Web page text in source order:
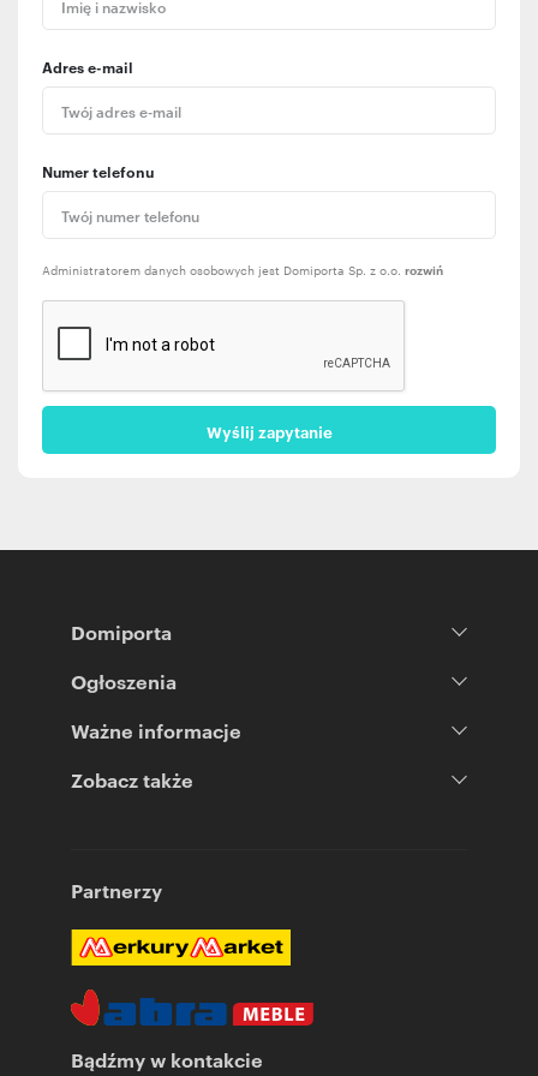
Adres e-mail
Numer telefonu
Administratorem danych osobowych jest Domiporta Sp. z o.o. rozwiń
Wyślij zapytanie
Domiporta
Ogłoszenia
Ważne informacje
Zobacz także
Partnerzy
Bądźmy w kontakcie